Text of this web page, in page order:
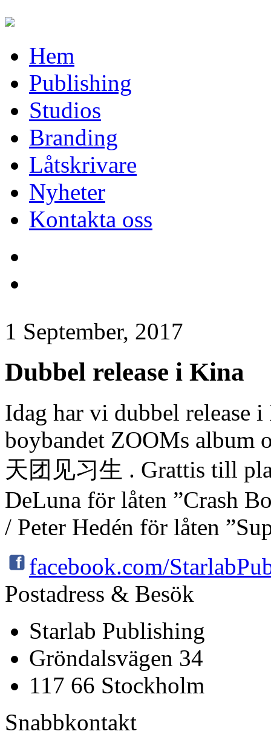
Hem
Publishing
Studios
Branding
Låtskrivare
Nyheter
Kontakta oss
1 September, 2017
Dubbel release i Kina
Idag har vi dubbel release
boybandet ZOOMs album
天团见习生 . Grattis till
DeLuna för låten ”Crash
/ Peter Hedén för låten
facebook.com/
Postadress & Besök
Starlab Publishing
Gröndalsvägen 34
117 66 Stockholm
Snabbkontakt